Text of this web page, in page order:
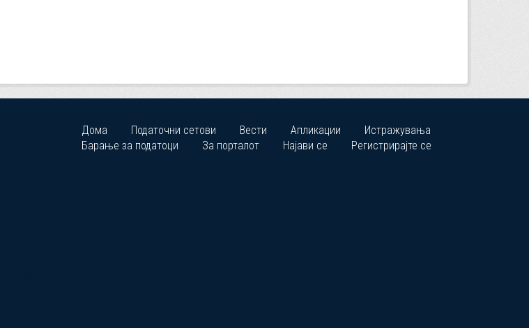
Дома Податочни сетови Вести Апликации
Истражувања
Барање за податоци
За порталот Најави се Регистрирајте се